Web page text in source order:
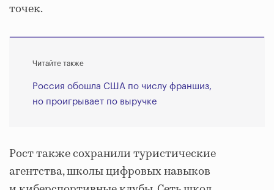
точек.
Читайте также
Россия обошла США по числу франшиз,
но проигрывает по выручке
Рост также сохранили туристические
агентства, школы цифровых навыков